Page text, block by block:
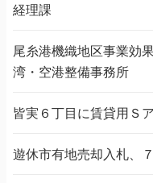
経理課
尾糸港機織地区事業効
湾・空港整備事務所
皆実６丁目に賃貸用Ｓ
遊休市有地売却入札、